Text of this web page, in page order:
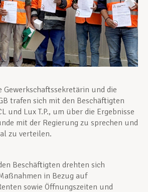
und die
trafen sich mit den Beschäftigten
und Lux T.P., um über die Ergebnisse
mit der Regierung zu sprechen und
zu verteilen.
Beschäftigten drehten sich
in Bezug auf
sowie Öffnungszeiten und